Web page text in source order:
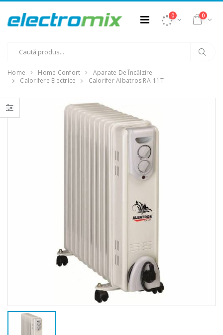
0 0
Home Home Confort
Aparate De Încălzire
Calorifere Electrice
Calorifer Albatros RA-11T